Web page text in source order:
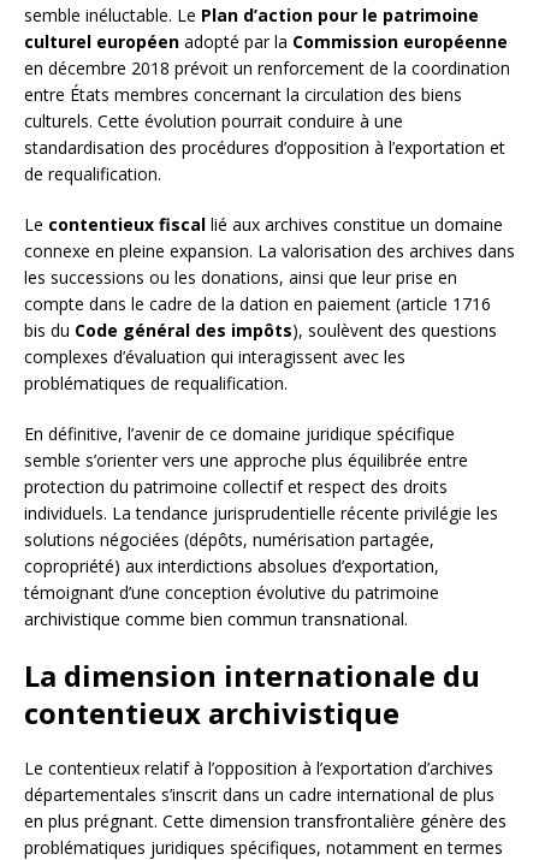
semble inéluctable. Le Plan d’action pour le patrimoine
culturel européen adopté par la Commission européenne
en décembre 2018 prévoit un renforcement de la coordination
entre États membres concernant la circulation des biens
culturels. Cette évolution pourrait conduire à une
standardisation des procédures d’opposition à l’exportation et
de requalification.
Le contentieux fiscal lié aux archives constitue un domaine
connexe en pleine expansion. La valorisation des archives dans
les successions ou les donations, ainsi que leur prise en
compte dans le cadre de la dation en paiement (article 1716
bis du Code général des impôts), soulèvent des questions
complexes d’évaluation qui interagissent avec les
problématiques de requalification.
En définitive, l’avenir de ce domaine juridique spécifique
semble s’orienter vers une approche plus équilibrée entre
protection du patrimoine collectif et respect des droits
individuels. La tendance jurisprudentielle récente privilégie les
solutions négociées (dépôts, numérisation partagée,
copropriété) aux interdictions absolues d’exportation,
témoignant d’une conception évolutive du patrimoine
archivistique comme bien commun transnational.
La dimension internationale du
contentieux archivistique
Le contentieux relatif à l’opposition à l’exportation d’archives
départementales s’inscrit dans un cadre international de plus
en plus prégnant. Cette dimension transfrontalière génère des
problématiques juridiques spécifiques, notamment en termes